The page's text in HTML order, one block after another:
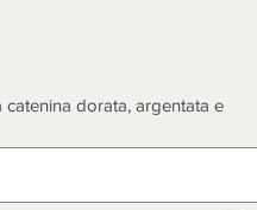
catenina dorata, argentata e